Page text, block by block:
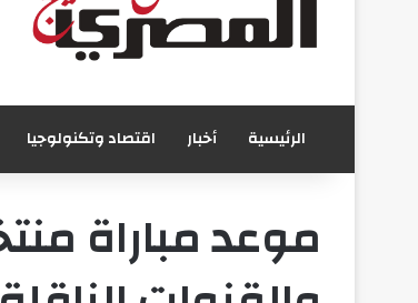
الرئيسية أخبار اقتصاد وتكنولوجيا